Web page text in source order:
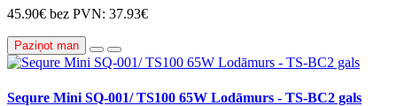
45.90€ bez PVN: 37.93€
Paziņot man
Sequre Mini SQ-001/ TS100 65W Lodāmurs - TS-BC2 gals